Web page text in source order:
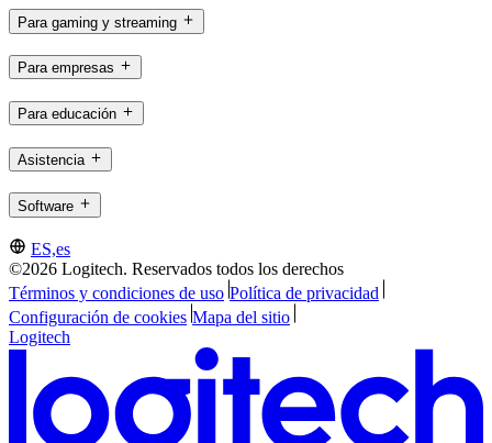
Para gaming y streaming
Para empresas
Para educación
Asistencia
Software
ES,es
©2026 Logitech. Reservados todos los derechos
Términos y condiciones de uso Política de privacidad
Configuración de cookies Mapa del sitio
Logitech